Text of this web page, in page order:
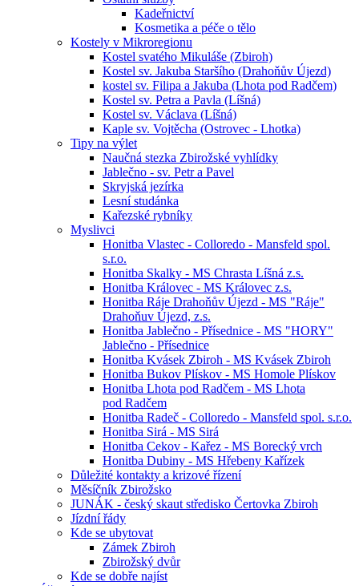
Kadeřnictví
Kosmetika a péče o tělo
Kostely v Mikroregionu
Kostel svatého Mikuláše (Zbiroh)
Kostel sv. Jakuba Staršího (Drahoňův Újezd)
kostel sv. Filipa a Jakuba (Lhota pod Radčem)
Kostel sv. Petra a Pavla (Líšná)
Kostel sv. Václava (Líšná)
Kaple sv. Vojtěcha (Ostrovec - Lhotka)
Tipy na výlet
Naučná stezka Zbirožské vyhlídky
Jablečno - sv. Petr a Pavel
Skryjská jezírka
Lesní studánka
Kařezské rybníky
Myslivci
Honitba Vlastec - Colloredo - Mansfeld spol.
s.r.o.
Honitba Skalky - MS Chrasta Líšná z.s.
Honitba Královec - MS Královec z.s.
Honitba Ráje Drahoňův Újezd - MS "Ráje"
Drahoňuv Újezd, z.s.
Honitba Jablečno - Přísednice - MS "HORY"
Jablečno - Přísednice
Honitba Kvásek Zbiroh - MS Kvásek Zbiroh
Honitba Bukov Plískov - MS Homole Plískov
Honitba Lhota pod Radčem - MS Lhota
pod Radčem
Honitba Radeč - Colloredo - Mansfeld spol. s.r.o.
Honitba Sirá - MS Sirá
Honitba Cekov - Kařez - MS Borecký vrch
Honitba Dubiny - MS Hřebeny Kařízek
Důležité kontakty a krizové řízení
Měsíčník Zbirožsko
JUNÁK - český skaut středisko Čertovka Zbiroh
Jízdní řády
Kde se ubytovat
Zámek Zbiroh
Zbirožský dvůr
Kde se dobře najíst